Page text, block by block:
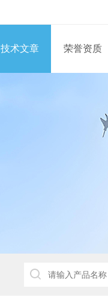
技术文章 荣誉资质